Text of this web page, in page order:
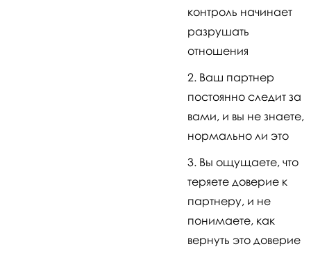
контроль начинает
разрушать
отношения
Ваш партнер
постоянно следит за
вами, и вы не знаете,
нормально ли это
Вы ощущаете, что
теряете доверие к
партнеру, и не
понимаете, как
вернуть это доверие